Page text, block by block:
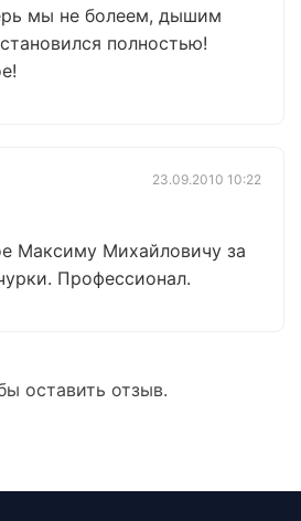
мы не болеем, дышим
полностью!
23.09.2010 10:22
Максиму Михайловичу за
Профессионал.
оставить отзыв.